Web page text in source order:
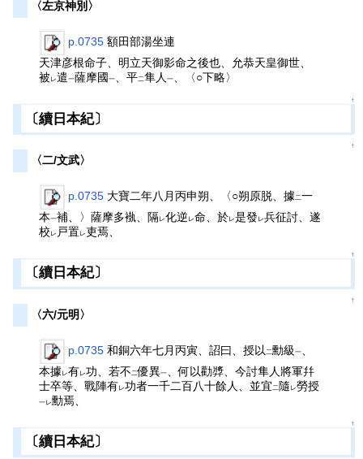
〈左京神別〉
p.0735 額田部湯坐連
天津彦根命子、明立天御影命之後也、允恭天皇御世、
被 レ遣一薩摩國一 、平二隼人一 、〈○下略〉
↑
〔續日本紀〕
↑
〈二/文武〉
p.0735 大寶二年八月丙申朔、〈○朔原脱、據二一
本一補、〉薩摩多褹、隔レ化逆 レ命、於レ是發 レ兵征討、遂
校レ 戸置レ 吏焉、
↑
〔續日本紀〕
↑
〈六/元明〉
p.0735 和銅六年七月丙寅、詔曰、授以 二勳級一
本據 レ有レ功、若不二優異一
、何以勸㢡、今討隼人將軍幷
士卒等、戰陣有レ功者一千二百八十餘人、並宜二隨 レ勞授
一レ勳焉、
↑
〔續日本紀〕